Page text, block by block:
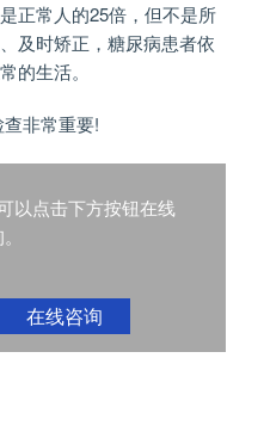
常人的25倍，但不是所
及时矫正，糖尿病患者依
的生活。
非常重要!
以点击下方按钮在线
在线咨询